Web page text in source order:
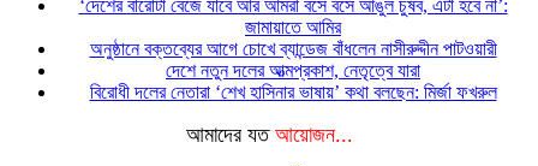
‘দেশের বারোটা বেজে যাবে আর আমরা বসে বসে আঙুল চুষব, এটা হবে না’:
জামায়াতে আমির
অনুষ্ঠানে বক্তব্যের আগে চোখে ব্যান্ডেজ বাঁধলেন নাসীরুদ্দীন পাটওয়ারী
দেশে নতুন দলের আত্মপ্রকাশ, নেতৃত্বে যারা
বিরোধী দলের নেতারা ‘শেখ হাসিনার ভাষায়’ কথা বলছেন: মির্জা ফখরুল
আমাদের যত আয়োজন...